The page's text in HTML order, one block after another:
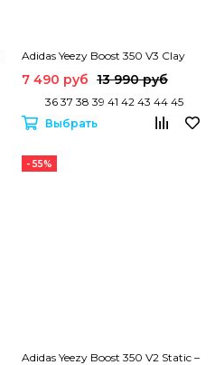
Adidas Yeezy Boost 350 V3 Clay
7 490 руб 13 990 руб
36 37 38 39 41 42 43 44 45
Выбрать
- 55%
Adidas Yeezy Boost 350 V2 Static –